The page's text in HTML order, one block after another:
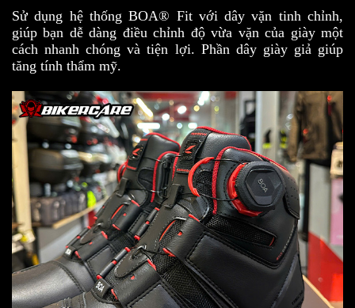
Sử dụng hệ thống BOA® Fit với dây vặn tinh chỉnh,
giúp bạn dễ dàng điều chỉnh độ vừa vặn của giày một
cách nhanh chóng và tiện lợi. Phần dây giày giả giúp
tăng tính thẩm mỹ.